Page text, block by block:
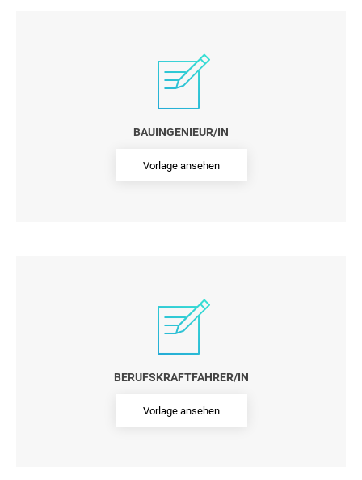
BAUINGENIEUR/IN
Vorlage ansehen
BERUFSKRAFTFAHRER/IN
Vorlage ansehen